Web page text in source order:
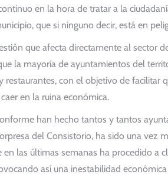
en la hora de tratar a la
que si ninguno decir, está en
que afecta directamente al sector
la mayoría de ayuntamientos del
con el objetivo de facilitar
en la ruina económica.
han hecho tantos y tantos
del Consistorio, ha sido una vez
las últimas semanas ha procedido a
así una inestabilidad